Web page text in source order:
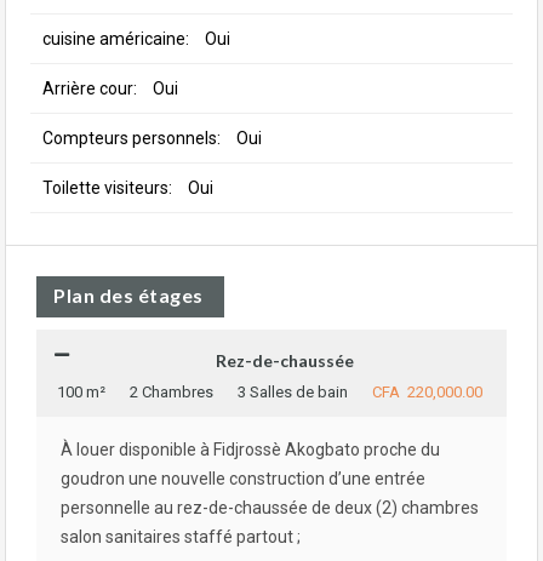
cuisine américaine: Oui
Arrière cour: Oui
Compteurs personnels: Oui
Toilette visiteurs: Oui
Plan des étages
Rez-de-chaussée
100 m² 2 Chambres 3 Salles de bain CFA 220,000.00
À louer disponible à Fidjrossè Akogbato proche du
goudron une nouvelle construction d’une entrée
personnelle au rez-de-chaussée de deux (2) chambres
salon sanitaires staffé partout ;